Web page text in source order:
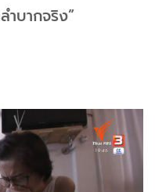
ำบากจริง”